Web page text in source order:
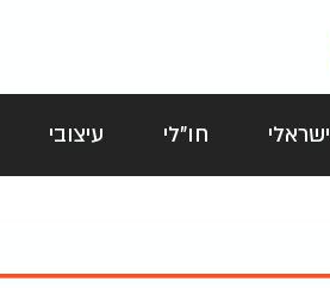
ישראלי חו"לי עיצובי